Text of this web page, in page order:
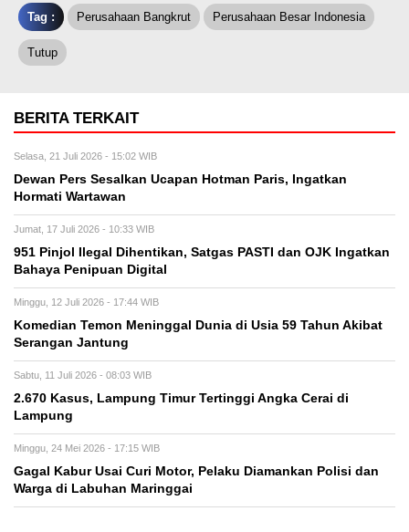
Tag : Perusahaan Bangkrut Perusahaan Besar Indonesia
Tutup
BERITA TERKAIT
Selasa, 21 Juli 2026 - 15:02 WIB
Dewan Pers Sesalkan Ucapan Hotman Paris, Ingatkan
Hormati Wartawan
Jumat, 17 Juli 2026 - 10:33 WIB
951 Pinjol Ilegal Dihentikan, Satgas PASTI dan OJK Ingatkan
Bahaya Penipuan Digital
Minggu, 12 Juli 2026 - 17:44 WIB
Komedian Temon Meninggal Dunia di Usia 59 Tahun Akibat
Serangan Jantung
Sabtu, 11 Juli 2026 - 08:03 WIB
2.670 Kasus, Lampung Timur Tertinggi Angka Cerai di
Lampung
Minggu, 24 Mei 2026 - 17:15 WIB
Gagal Kabur Usai Curi Motor, Pelaku Diamankan Polisi dan
Warga di Labuhan Maringgai